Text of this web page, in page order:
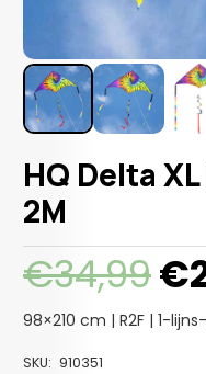
HQ Delta
2M
€34,99€
98×210 cm | R2F | 1-
SKU: 910351